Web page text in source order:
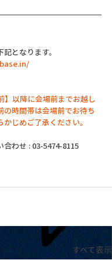
となります。
】以降に会場前までお越し
の時間帯は会場前でお待ち
じめご了承ください。
合わせ : 03-5474-8115
すべて表示